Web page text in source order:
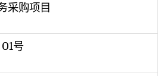
采购项目
号